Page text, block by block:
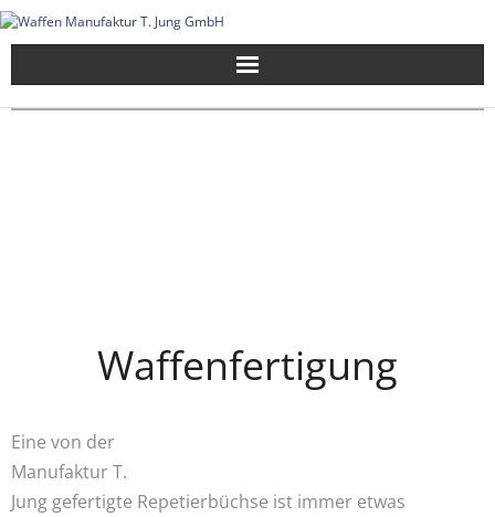
Skip
Waffenfertigung
Eine von der
Manufaktur T.
Jung gefertigte Repetierbüchse ist immer etwas